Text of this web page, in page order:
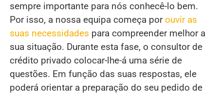
sempre importante para nós conhecê-lo bem.
Por isso, a nossa equipa começa porouvir as
suas necessidades para compreender melhor a
sua situação. Durante esta fase, o consultor de
crédito privado colocar-lhe-á uma série de
questões. Em função das suas respostas, ele
poderá orientar a preparação do seu pedido de